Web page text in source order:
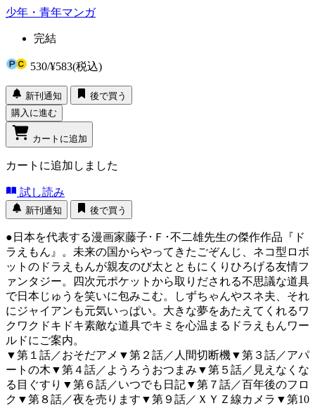
少年・青年マンガ
完結
530/¥583(税込)
新刊通知
後で買う
購入に進む
カートに追加
カートに追加しました
試し読み
新刊通知 後で買う
●日本を代表する漫画家藤子･Ｆ･不二雄先生の傑作作品『ド
ラえもん』。未来の国からやってきたごぞんじ、ネコ型ロボ
ットのドラえもんが親友のび太とともにくりひろげる友情フ
ァンタジー。四次元ポケットから取りだされる不思議な道具
で日本じゅうを笑いに包みこむ。しずちゃんやスネ夫、それ
にジャイアンも元気いっぱい。大きな夢をあたえてくれるワ
クワクドキドキ素敵な道具でキミを心温まるドラえもんワー
ルドにご案内。
▼第１話／おそだアメ▼第２話／人間切断機▼第３話／アパ
ートの木▼第４話／ようろうおつまみ▼第５話／見えなくな
る目ぐすり▼第６話／いつでも日記▼第７話／百年後のフロ
ク▼第８話／夜を売ります▼第９話／ＸＹＺ線カメラ▼第10